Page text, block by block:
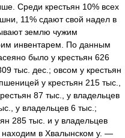
Среди крестьян 10% всех
11% сдают свой надел в
землю чужим
инвентарем. По данным
было у крестьян 626
тыс. дес.; овсом у крестьян
у крестьян 215 тыс.,
87 тыс., у владельцев
у владельцев 6 тыс.;
285 тыс. и у владельцев
в Хвалынском у. —